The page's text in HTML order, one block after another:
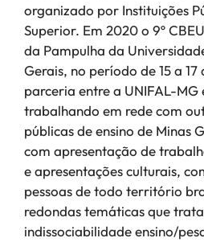
organizado por Instituições
Superior. Em 2020 o 9º
da Pampulha da
Gerais, no período de 15 a 17
parceria entre a UNIFAL-MG
trabalhando em rede com
públicas de ensino de Minas
com apresentação de
e apresentações culturais,
pessoas de todo território
redondas temáticas que
indissociabilidade ensino/